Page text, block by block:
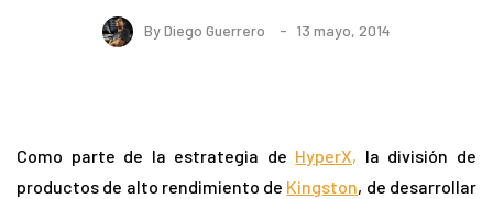
ByDiego Guerrero 13 mayo, 2014
Como parte de la estrategia de HyperX, la división de
productos de alto rendimiento de Kingston, de desarrollar